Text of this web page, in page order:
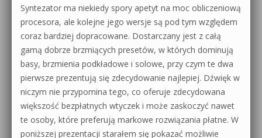
Sound Forge od podstaw
Dubstep z syntezatorem Massive
Kontakt 5 Kompendium
Pakiety
Materiały dla mediów
Archiwum aktualności
Polityka prywatności
Regulamin
Działanie sklepu internetowego
Syntezator ma niekiedy spory apetyt na moc obliczeniową
procesora, ale kolejne jego wersje są pod tym względem
coraz bardziej dopracowane. Dostarczany jest z całą
gamą dobrze brzmiących presetów, w których dominują
basy, brzmienia podkładowe i solowe, przy czym te dwa
pierwsze prezentują się zdecydowanie najlepiej. Dźwięk w
niczym nie przypomina tego, co oferuje zdecydowana
większość bezpłatnych wtyczek i może zaskoczyć nawet
te osoby, które preferują markowe rozwiązania płatne. W
poniższej prezentacji starałem się pokazać możliwie